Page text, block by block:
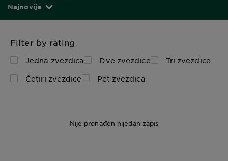
Najnovije
Filter by rating
Jedna zvezdica Dve zvezdice
Tri zvezdice
Četiri zvezdice
Pet zvezdica
Nije pronađen nijedan zapis